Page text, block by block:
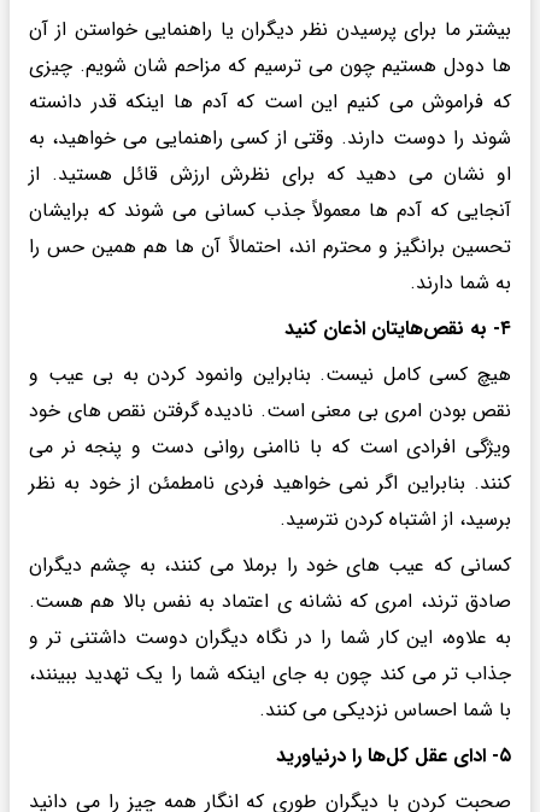
بیشتر ما برای پرسیدن نظر دیگران یا راهنمایی خواستن از آن
ها دودل هستیم چون می ترسیم که مزاحم شان شویم. چیزی
که فراموش می کنیم این است که آدم ها اینکه قدر دانسته
شوند را دوست دارند. وقتی از کسی راهنمایی می خواهید، به
او نشان می دهید که برای نظرش ارزش قائل هستید. از
آنجایی که آدم ها معمولاً جذب کسانی می شوند که برایشان
تحسین برانگیز و محترم اند، احتمالاً آن ها هم همین حس را
به شما دارند.
۴- به نقص‌هایتان اذعان کنید
هیچ کسی کامل نیست. بنابراین وانمود کردن به بی عیب و
نقص بودن امری بی معنی است. نادیده گرفتن نقص های خود
ویژگی افرادی است که با ناامنی روانی دست و پنجه نر می
کنند. بنابراین اگر نمی خواهید فردی نامطمئن از خود به نظر
برسید، از اشتباه کردن نترسید.
کسانی که عیب های خود را برملا می کنند، به چشم دیگران
صادق ترند، امری که نشانه ی اعتماد به نفس بالا هم هست.
به علاوه، این کار شما را در نگاه دیگران دوست داشتنی تر و
جذاب تر می کند چون به جای اینکه شما را یک تهدید ببینند،
با شما احساس نزدیکی می کنند.
۵- ادای عقل کل‌ها را درنیاورید
صحبت کردن با دیگران طوری که انگار همه چیز را می دانید